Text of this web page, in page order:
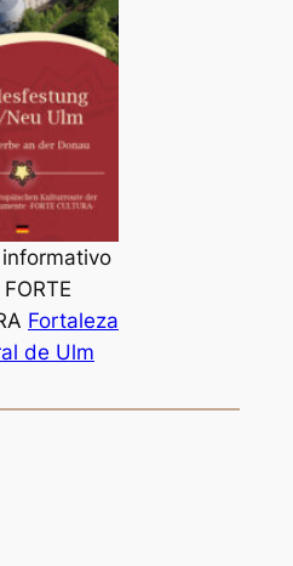
Fortaleza
de Ulm